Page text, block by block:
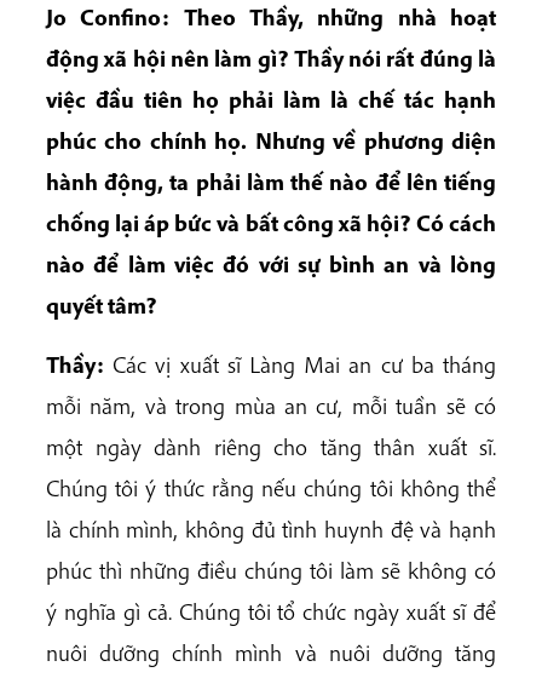
Jo Confino: Theo Thầy, những nhà hoạt
động xã hội nên làm gì? Thầy nói rất đúng là
việc đầu tiên họ phải làm là chế tác hạnh
phúc cho chính họ. Nhưng về phương diện
hành động, ta phải làm thế nào để lên tiếng
chống lại áp bức và bất công xã hội? Có cách
nào để làm việc đó với sự bình an và lòng
quyết tâm?
Thầy: Các vị xuất sĩ Làng Mai an cư ba tháng
mỗi năm, và trong mùa an cư, mỗi tuần sẽ có
một ngày dành riêng cho tăng thân xuất sĩ.
Chúng tôi ý thức rằng nếu chúng tôi không thể
là chính mình, không đủ tình huynh đệ và hạnh
phúc thì những điều chúng tôi làm sẽ không có
ý nghĩa gì cả. Chúng tôi tổ chức ngày xuất sĩ để
nuôi dưỡng chính mình và nuôi dưỡng tăng